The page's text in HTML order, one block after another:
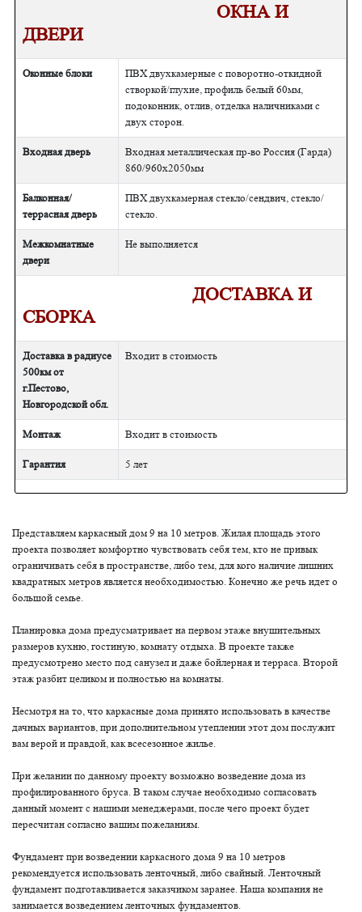
ОКНА И
ДВЕРИ
Оконные блоки
ПВХ двухкамерные с поворотно-откидной
створкой/глухие, профиль белый 60мм,
подоконник, отлив, отделка наличниками с
двух сторон.
Входная дверь
Входная металлическая пр-во Россия (Гарда)
860/960х2050мм
Балконная/
террасная дверь
ПВХ двухкамерная стекло/сендвич, стекло/
стекло.
Межкомнатные
двери
Не выполняется
ДОСТАВКА И
СБОРКА
Доставка в радиусе
500км от
г.Пестово,
Новгородской обл.
Входит в стоимость
Монтаж Входит в стоимость
Гарантия 5 лет
Представляем каркасный дом 9 на 10 метров. Жилая площадь этого
проекта позволяет комфортно чувствовать себя тем, кто не привык
ограничивать себя в пространстве, либо тем, для кого наличие лишних
квадратных метров является необходимостью. Конечно же речь идет о
большой семье.
Планировка дома предусматривает на первом этаже внушительных
размеров кухню, гостиную, комнату отдыха. В проекте также
предусмотрено место под санузел и даже бойлерная и терраса. Второй
этаж разбит целиком и полностью на комнаты.
Несмотря на то, что каркасные дома принято использовать в качестве
дачных вариантов, при дополнительном утеплении этот дом послужит
вам верой и правдой, как всесезонное жилье.
При желании по данному проекту возможно возведение дома из
профилированного бруса. В таком случае необходимо согласовать
данный момент с нашими менеджерами, после чего проект будет
пересчитан согласно вашим пожеланиям.
Фундамент при возведении каркасного дома 9 на 10 метров
рекомендуется использовать ленточный, либо свайный. Ленточный
фундамент подготавливается заказчиком заранее. Наша компания не
занимается возведением ленточных фундаментов.